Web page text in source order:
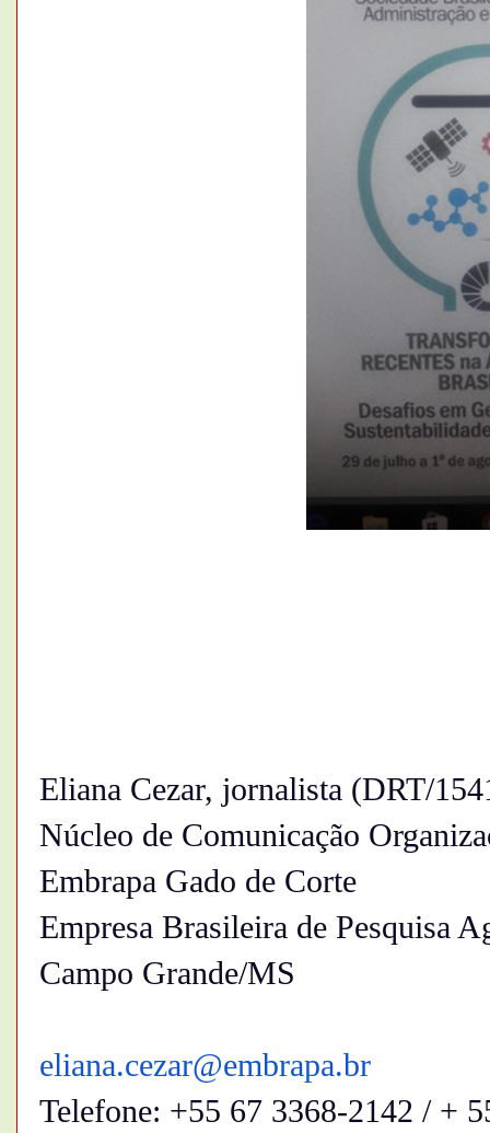
Eliana Cezar, jornalista (DRT/
Núcleo de Comunicação
Embrapa Gado de Corte
Empresa Brasileira de Pesquisa
Campo Grande/MS
eliana.cezar@embrapa.br
Telefone: +55 67 3368-2142 / +